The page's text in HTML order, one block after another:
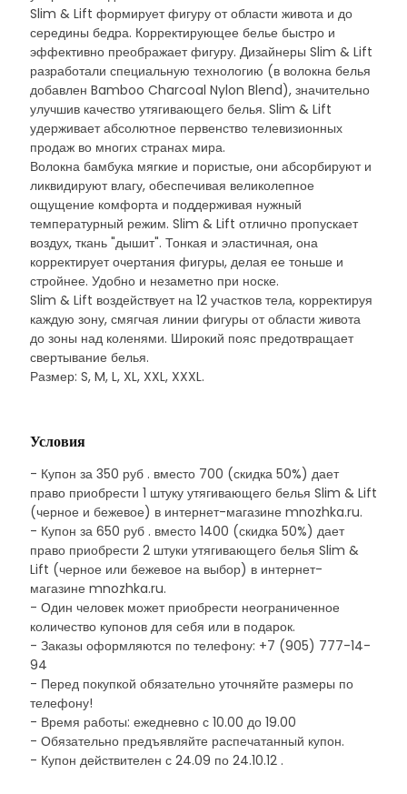
Slim & Lift формирует фигуру от области живота и до
середины бедра. Корректирующее белье быстро и
эффективно преображает фигуру. Дизайнеры Slim & Lift
разработали специальную технологию (в волокна белья
добавлен Bamboo Charcoal Nylon Blend), значительно
улучшив качество утягивающего белья. Slim & Lift
удерживает абсолютное первенство телевизионных
продаж во многих странах мира.
Волокна бамбука мягкие и пористые, они абсорбируют и
ликвидируют влагу, обеспечивая великолепное
ощущение комфорта и поддерживая нужный
температурный режим. Slim & Lift отлично пропускает
воздух, ткань "дышит". Тонкая и эластичная, она
корректирует очертания фигуры, делая ее тоньше и
стройнее. Удобно и незаметно при носке.
Slim & Lift воздействует на 12 участков тела, корректируя
каждую зону, смягчая линии фигуры от области живота
до зоны над коленями. Широкий пояс предотвращает
свертывание белья.
Размер: S, M, L, XL, XXL, XXXL.
Условия
- Купон за 350 руб . вместо 700 (скидка 50%) дает
право приобрести 1 штуку утягивающего белья Slim & Lift
(черное и бежевое) в интернет-магазине mnozhka.ru.
- Купон за 650 руб . вместо 1400 (скидка 50%) дает
право приобрести 2 штуки утягивающего белья Slim &
Lift (черное или бежевое на выбор) в интернет-
магазине mnozhka.ru.
- Один человек может приобрести неограниченное
количество купонов для себя или в подарок.
- Заказы оформляются по телефону: +7 (905) 777-14-
94
- Перед покупкой обязательно уточняйте размеры по
телефону!
- Время работы: ежедневно с 10.00 до 19.00
- Обязательно предъявляйте распечатанный купон.
- Купон действителен с 24.09 по 24.10.12 .